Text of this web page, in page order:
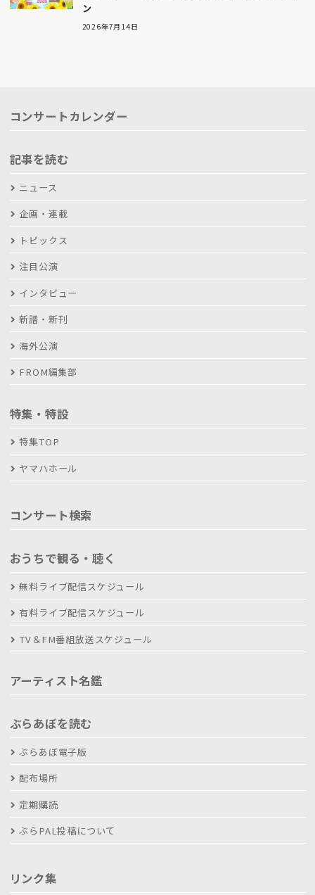
ン
2026年7月14日
コンサートカレンダー
記事を読む
ニュース
企画・連載
トピックス
注目公演
インタビュー
新譜・新刊
海外公演
FROM編集部
特集・特設
特集TOP
ヤマハホール
コンサート検索
おうちで観る・聴く
無料ライブ配信スケジュール
有料ライブ配信スケジュール
TV＆FM番組放送スケジュール
アーティスト名鑑
ぶらあぼを読む
ぶらあぼ電子版
配布場所
定期購読
ぶらPAL投稿について
リンク集